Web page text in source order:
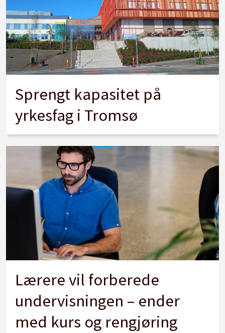
Sprengt kapasitet på
yrkesfag i Tromsø
Lærere vil forberede
undervisningen – ender
med kurs og rengjøring